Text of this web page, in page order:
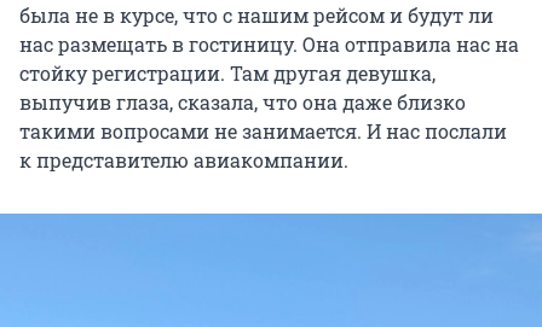
была не в курсе, что с нашим рейсом и будут ли
нас размещать в гостиницу. Она отправила нас на
стойку регистрации. Там другая девушка,
выпучив глаза, сказала, что она даже близко
такими вопросами не занимается. И нас послали
к представителю авиакомпании.